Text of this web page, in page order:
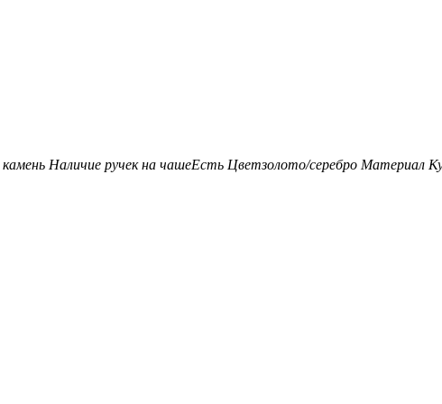
камень Наличие ручек на чашеЕсть Цветзолото/серебро Материал